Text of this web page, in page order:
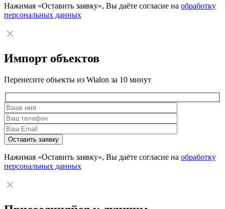
Нажимая «Оставить заявку», Вы даёте согласие на обработку
персональных данных
Импорт объектов
Перенесите объекты из Wialon за 10 минут
Нажимая «Оставить заявку», Вы даёте согласие на обработку
персональных данных